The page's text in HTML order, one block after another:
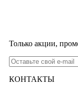
Только акции,
КОНТАКТЫ